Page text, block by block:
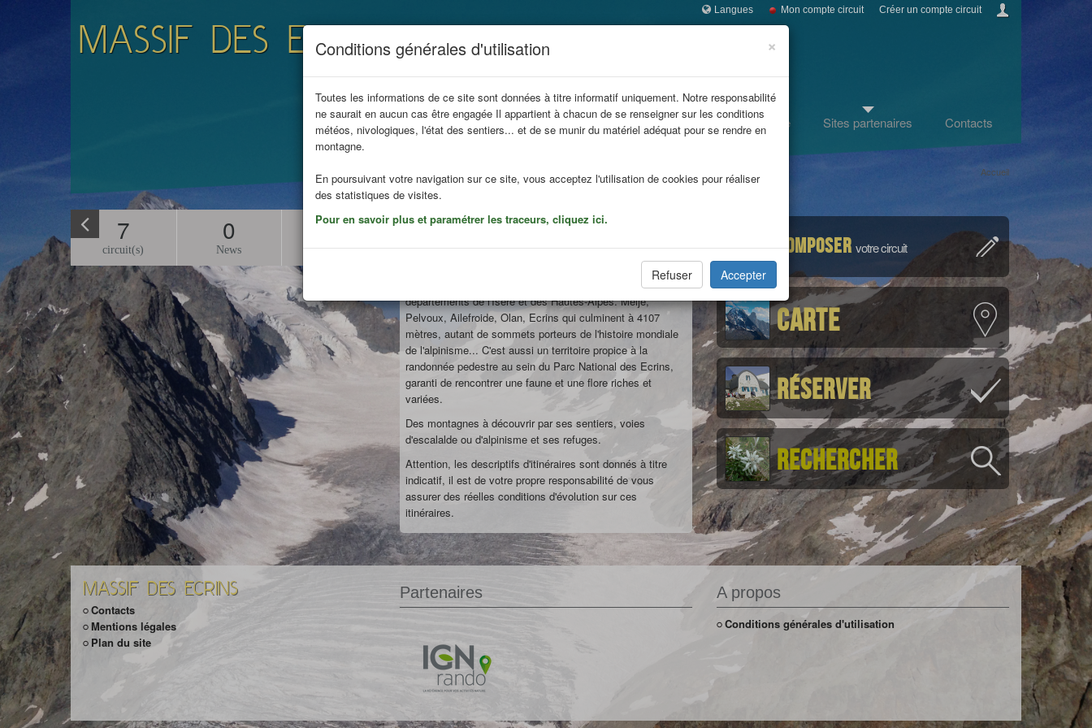
×
Conditions générales d'utilisation
Toutes les informations de ce site sont données à titre informatif uniquement. Notre responsabilité
ne saurait en aucun cas être engagée Il appartient à chacun de se renseigner sur les conditions
météos, nivologiques, l'état des sentiers... et de se munir du matériel adéquat pour se rendre en
montagne.
En poursuivant votre navigation sur ce site, vous acceptez l'utilisation de cookies pour réaliser
des statistiques de visites.
Pour en savoir plus et paramétrer les traceurs, cliquez ici.
Refuser Accepter
Langues Mon compte circuit Créer un compte circuit
MASSIF DES ECRINS
Destination refuges Itinérances Réserver La FFCAM Infos tourisme Sites partenaires Contacts
Accueil
7
circuit(s)
0
News
27
Refuge(s)
Le Pays des montagnes et
Le massif des Ecrins, couvrant une surface égale à 7 fois
départements de l'Isère et des Hautes-Alpes. Meije,
Pelvoux, Ailefroide, Olan, Ecrins qui culminent à 4107
mètres, autant de sommets porteurs de l'histoire mondiale
de l'alpinisme... C'est aussi un territoire propice à la
randonnée pedestre au sein du Parc National des Ecrins,
garanti de rencontrer une faune et une flore riches et
variées.
Des montagnes à découvrir par ses sentiers, voies
d'escalalde ou d'alpinisme et ses refuges.
Attention, les descriptifs d'itinéraires sont donnés à titre
indicatif, il est de votre propre responsabilité de vous
assurer des réelles conditions d'évolution sur ces
itinéraires.
Composer votre circuit
Carte
Réserver
Rechercher
MASSIF DES ECRINS
Contacts
Mentions légales
Plan du site
Partenaires A propos
Conditions générales d'utilisation